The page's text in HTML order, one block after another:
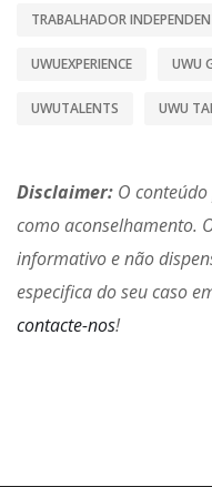
TRABALHADOR
UWUEXPERIENCE UWU
UWUTALENTS UWU
Disclaimer: O
como aconselhamento.
informativo e não
especifica do seu caso
contacte-nos!